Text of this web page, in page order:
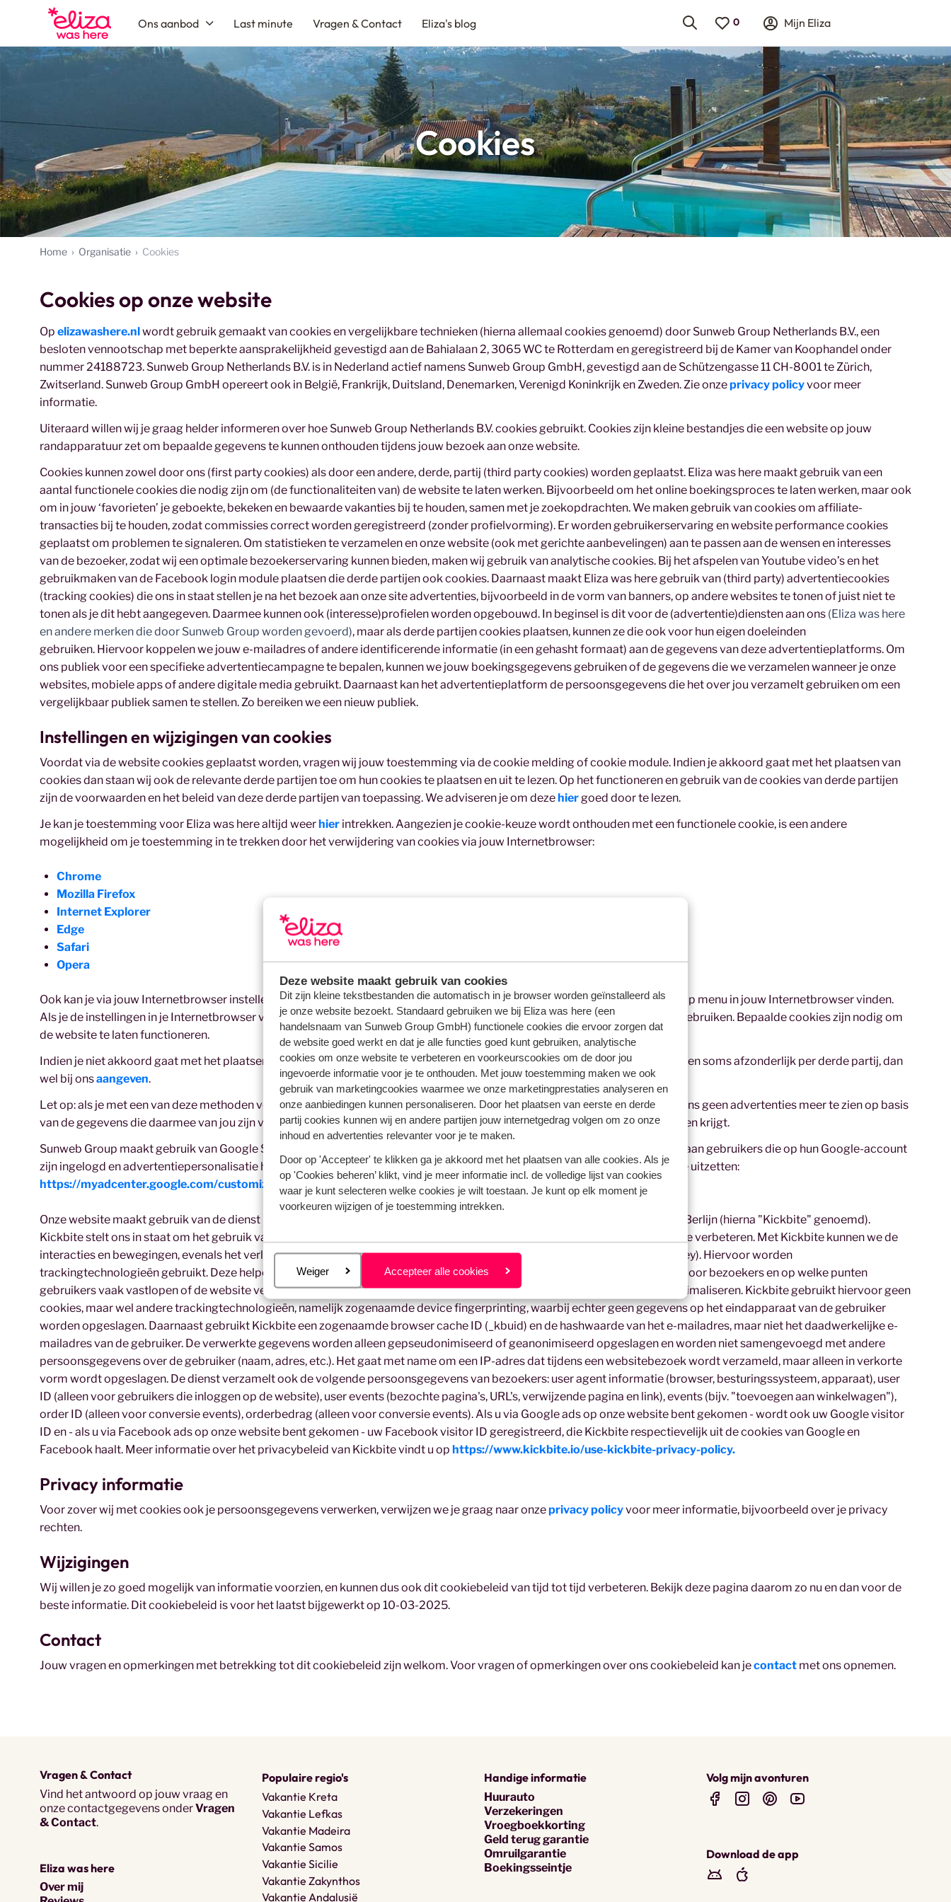
Deze website maakt gebruik van cookies
Dit zijn kleine tekstbestanden die automatisch in je browser worden geïnstalleerd als
je onze website bezoekt. Standaard gebruiken we bij Eliza was here (een
handelsnaam van Sunweb Group GmbH) functionele cookies die ervoor zorgen dat
de website goed werkt en dat je alle functies goed kunt gebruiken, analytische
cookies om onze website te verbeteren en voorkeurscookies om de door jou
ingevoerde informatie voor je te onthouden. Met jouw toestemming maken we ook
gebruik van marketingcookies waarmee we onze marketingprestaties analyseren en
onze aanbiedingen kunnen personaliseren. Door het plaatsen van eerste en derde
partij cookies kunnen wij en andere partijen jouw internetgedrag volgen om zo onze
inhoud en advertenties relevanter voor je te maken.
Door op 'Accepteer' te klikken ga je akkoord met het plaatsen van alle cookies. Als je
op 'Cookies beheren’ klikt, vind je meer informatie incl. de volledige lijst van cookies
waar je kunt selecteren welke cookies je wilt toestaan. Je kunt op elk moment je
voorkeuren wijzigen of je toestemming intrekken.
Beheren
Weiger Accepteer alle cookies
Ons aanbod Last minute Vragen & Contact Eliza's blog Mijn Eliza
Periode
Verblijf
Thema
Het weer per bestemming
Cookies
Home Organisatie Cookies
Cookies op onze website
Op elizawashere.nlwordt gebruik gemaakt van cookies en vergelijkbare technieken (hierna allemaal cookies genoemd) door Sunweb Group Netherlands B.V., een
besloten vennootschap met beperkte aansprakelijkheid gevestigd aan de Bahialaan 2, 3065 WC te Rotterdam en geregistreerd bij de Kamer van Koophandel onder
nummer 24188723. Sunweb Group Netherlands B.V. is in Nederland actief namens Sunweb Group GmbH, gevestigd aan de Schützengasse 11 CH-8001 te Zürich,
Zwitserland. Sunweb Group GmbH opereert ook in België, Frankrijk, Duitsland, Denemarken, Verenigd Koninkrijk en Zweden. Zie onzeprivacy policyvoor meer
informatie.
Uiteraard willen wij je graag helder informeren over hoe Sunweb Group Netherlands B.V. cookies gebruikt. Cookies zijn kleine bestandjes die een website op jouw
randapparatuur zet om bepaalde gegevens te kunnen onthouden tijdens jouw bezoek aan onze website.
Cookies kunnen zowel door ons (first party cookies) als door een andere, derde, partij (third party cookies) worden geplaatst. Eliza was here maakt gebruik van een
aantal functionele cookies die nodig zijn om (de functionaliteiten van) de website te laten werken. Bijvoorbeeld om het online boekingsproces te laten werken, maar ook
om in jouw ‘favorieten’ je geboekte, bekeken en bewaarde vakanties bij te houden, samen met je zoekopdrachten.We maken gebruik van cookies om affiliate-
transacties bij te houden, zodat commissies correct worden geregistreerd (zonder profielvorming). Er worden gebruikerservaring en website performance cookies
geplaatst om problemen te signaleren. Om statistieken te verzamelen en onze website (ook met gerichte aanbevelingen) aan te passen aan de wensen en interesses
van de bezoeker, zodat wij een optimale bezoekerservaring kunnen bieden, maken wij gebruik van analytische cookies. Bij het afspelen van Youtube video’s en het
gebruikmaken van de Facebook login module plaatsen die derde partijen ook cookies. Daarnaast maakt Eliza was here gebruik van (third party) advertentiecookies
(tracking cookies) die ons in staat stellen je na het bezoek aan onze site advertenties, bijvoorbeeld in de vorm van banners, op andere websites te tonen of juist niet te
tonen als je dit hebt aangegeven. Daarmee kunnen ook (interesse)profielen worden opgebouwd. In beginsel is dit voor de (advertentie)diensten aan ons (Eliza was here
en andere merken die door Sunweb Group worden gevoerd), maar als derde partijen cookies plaatsen, kunnen ze die ook voor hun eigen doeleinden
gebruiken. Hiervoor koppelen we jouw e-mailadres of andere identificerende informatie (in een gehasht formaat) aan de gegevens van deze advertentieplatforms. Om
ons publiek voor een specifieke advertentiecampagne te bepalen, kunnen we jouw boekingsgegevens gebruiken of de gegevens die we verzamelen wanneer je onze
websites, mobiele apps of andere digitale media gebruikt. Daarnaast kan het advertentieplatform de persoonsgegevens die het over jou verzamelt gebruiken om een
vergelijkbaar publiek samen te stellen. Zo bereiken we een nieuw publiek.
Instellingen en wijzigingen van cookies
Voordat via de website cookies geplaatst worden, vragen wij jouw toestemming via de cookie melding of cookie module. Indien je akkoord gaat met het plaatsen van
cookies dan staan wij ook de relevante derde partijen toe om hun cookies te plaatsen en uit te lezen. Op het functioneren en gebruik van de cookies van derde partijen
zijn de voorwaarden en het beleid van deze derde partijen van toepassing. We adviseren je om dezehier goed door te lezen.
Je kan je toestemming voor Eliza was here altijd weerhier intrekken. Aangezien je cookie-keuze wordt onthouden met een functionele cookie, is een andere
mogelijkheid om je toestemming in te trekken door het verwijdering van cookies via jouw Internetbrowser:
Chrome
Mozilla Firefox
Internet Explorer
Edge
Safari
Opera
Ook kan je via jouw Internetbrowser instellen of je cookies wilt accepteren. Hoe je dit kunt instellen kun je het beste via het help menu in jouw Internetbrowser vinden.
Als je de instellingen in je Internetbrowser verandert dan bestaat de kans dat je meerdere functies op onze website niet kan gebruiken. Bepaalde cookies zijn nodig om
de website te laten functioneren.
Indien je niet akkoord gaat met het plaatsen van advertentie cookies dan kun je dit tevens aangeven bijYour Online Choices
, en soms afzonderlijk per derde partij, dan
wel bij onsaangeven.
Let op: als je met een van deze methoden voor onze website (bepaalde) advertentiecookies hebt uitgeschakeld, krijg je van ons geen advertenties meer te zien op basis
van de gegevens die daarmee van jou zijn verzameld. Het kan nog wel voorkomen dat je van ons algemene advertenties te zien krijgt.
Sunweb Group maakt gebruik van Google Signals. Google-signals zijn sessiegegevens van sites en apps die Google koppelt aan gebruikers die op hun Google-account
zijn ingelogd en advertentiepersonalisatie hebben aangezet. Via de volgende link kun je advertentiepersonalisatie via Google uitzetten:
https://myadcenter.google.com/customize.
Onze website maakt gebruik van de dienst "Kickbite", die wordt beheerd door Kickbite GmbH, Mehringdamm 32-34, 10961 Berlijn (hierna "Kickbite" genoemd).
Kickbite stelt ons in staat om het gebruik van ons online aanbod en de effectiviteit van de vormgeving ervan te begrijpen en te verbeteren. Met Kickbite kunnen we de
interacties en bewegingen, evenals het verloop van bezoeken aan onze website analyseren (de zogenaamde customer journey). Hiervoor worden
trackingtechnologieën gebruikt. Deze helpen ons te begrijpen welke onderdelen van ons online aanbod bijzonder nuttig zijn voor bezoekers en op welke punten
gebruikers vaak vastlopen of de website verlaten. Op basis van deze analyse kunnen we ons online aanbod aanpassen en optimaliseren. Kickbite gebruikt hiervoor geen
cookies, maar wel andere trackingtechnologieën, namelijk zogenaamde device fingerprinting, waarbij echter geen gegevens op het eindapparaat van de gebruiker
worden opgeslagen. Daarnaast gebruikt Kickbite een zogenaamde browser cache ID (_kbuid) en de hashwaarde van het e-mailadres, maar niet het daadwerkelijke e-
mailadres van de gebruiker. De verwerkte gegevens worden alleen gepseudonimiseerd of geanonimiseerd opgeslagen en worden niet samengevoegd met andere
persoonsgegevens over de gebruiker (naam, adres, etc.). Het gaat met name om een IP-adres dat tijdens een websitebezoek wordt verzameld, maar alleen in verkorte
vorm wordt opgeslagen. De dienst verzamelt ook de volgende persoonsgegevens van bezoekers: user agent informatie (browser, besturingssysteem, apparaat), user
ID (alleen voor gebruikers die inloggen op de website), user events (bezochte pagina's, URL's, verwijzende pagina en link), events (bijv. "toevoegen aan winkelwagen"),
order ID (alleen voor conversie events), orderbedrag (alleen voor conversie events). Als u via Google ads op onze website bent gekomen - wordt ook uw Google visitor
ID en - als u via Facebook ads op onze website bent gekomen - uw Facebook visitor ID geregistreerd, die Kickbite respectievelijk uit de cookies van Google en
Facebook haalt. Meer informatie over het privacybeleid van Kickbite vindt u op https://www.kickbite.io/use-kickbite-privacy-policy.
Privacy informatie
Voor zover wij met cookies ook je persoonsgegevens verwerken, verwijzen we je graag naar onzeprivacy policyvoor meer informatie, bijvoorbeeld over je privacy
rechten.
Wijzigingen
Wij willen je zo goed mogelijk van informatie voorzien, en kunnen dus ook dit cookiebeleid van tijd tot tijd verbeteren. Bekijk deze pagina daarom zo nu en dan voor de
beste informatie. Dit cookiebeleid is voor het laatst bijgewerkt op 10-03-2025.
Contact
Jouw vragen en opmerkingen met betrekking tot dit cookiebeleid zijn welkom. Voor vragen of opmerkingen over ons cookiebeleid kan jecontact met ons opnemen.
Vragen & Contact
Vind het antwoord op jouw vraag en
onze contactgegevens onderVragen
& Contact.
Eliza was here
Over mij
Populaire regio's
Vakantie Kreta
Vakantie Lefkas
Vakantie Madeira
Vakantie Samos
Vakantie Sicilie
Vakantie Zakynthos
Vakantie Andalusië
Handige informatie
Huurauto
Verzekeringen
Vroegboekkorting
Geld terug garantie
Omruilgarantie
Boekingsseintje
Volg mijn avonturen
Download de app